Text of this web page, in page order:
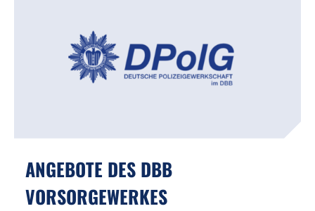
ANGEBOTE DES DBB
VORSORGEWERKES